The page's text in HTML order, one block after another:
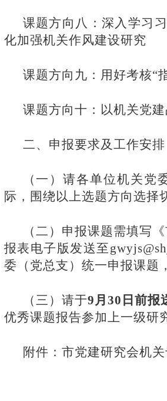
课题方向八：深入学习
化加强机关作风建设研究
课题方向九：用好考核“
课题方向十：以机关党
二、申报要求及工作安排
（一）请各单位机关党
际，围绕 以上选题方向选择
（二）申报课题需填写
报表电子版发送至
委（党总支）统一申报课题
（三）请于9月 30日 前报
优秀课题报告参加上一级研
附件：市党建研究会机